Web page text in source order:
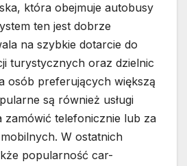
która obejmuje autobusy
ten jest dobrze
na szybkie dotarcie do
turystycznych oraz dzielnic
osób preferujących większą
są również usługi
zamówić telefonicznie lub za
W ostatnich
popularność car-